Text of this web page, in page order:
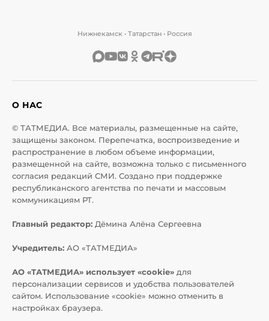
Нижнекамск • Татарстан • Россия
О НАС
© ТАТМЕДИА. Все материалы, размещенные на сайте,
защищены законом. Перепечатка, воспроизведение и
распространение в любом объеме информации,
размещенной на сайте, возможна только с письменного
согласия редакций СМИ. Создано при поддержке
республиканского агентства по печати и массовым
коммуникациям РТ.
Главный редактор: Дёмина Алёна Сергеевна
Учредитель: АО «ТАТМЕДИА»
АО «ТАТМЕДИА» использует «cookie» для
персонализации сервисов и удобства пользователей
сайтом. Использование «cookie» можно отменить в
настройках браузера.